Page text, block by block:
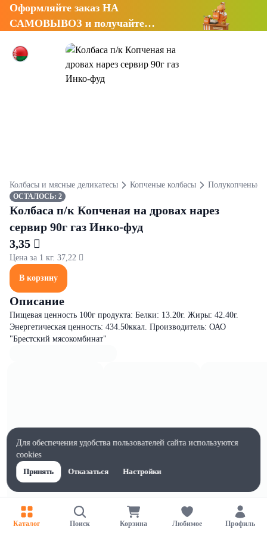
Оформляйте заказ НА
САМОВЫВОЗ и получайте
Колбасы и мясные деликатесы Копченые колбасы Полукопченые
ОСТАЛОСЬ: 2
Колбаса п/к Копченая на дровах нарез
сервир 90г газ Инко-фуд
3,35 
Цена за 1 кг. 37,22 
В корзину
Описание
Пищевая ценность 100г продукта: Белки: 13.20г. Жиры: 42.40г.
Энергетическая ценность: 434.50ккал. Производитель: ОАО
"Брестский мясокомбинат"
Каталог Поиск Корзина Любимое Профиль
Для обеспечения удобства пользователей сайта используются
cookies
Принять
Отказаться Настройки